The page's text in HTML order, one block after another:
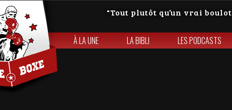
Tout plutôt qu’un vrai boulot
À LA UNE LA BIBLI LES PODCASTS